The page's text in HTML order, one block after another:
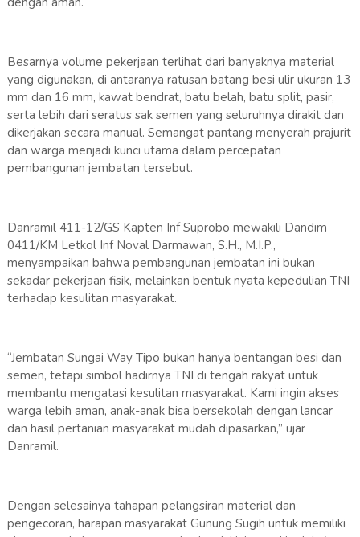
Besarnya volume pekerjaan terlihat dari banyaknya material
yang digunakan, di antaranya ratusan batang besi ulir ukuran 13
mm dan 16 mm, kawat bendrat, batu belah, batu split, pasir,
serta lebih dari seratus sak semen yang seluruhnya dirakit dan
dikerjakan secara manual. Semangat pantang menyerah prajurit
dan warga menjadi kunci utama dalam percepatan
pembangunan jembatan tersebut.
Danramil 411-12/GS Kapten Inf Suprobo mewakili Dandim
0411/KM Letkol Inf Noval Darmawan, S.H., M.I.P.,
menyampaikan bahwa pembangunan jembatan ini bukan
sekadar pekerjaan fisik, melainkan bentuk nyata kepedulian TNI
terhadap kesulitan masyarakat.
“Jembatan Sungai Way Tipo bukan hanya bentangan besi dan
semen, tetapi simbol hadirnya TNI di tengah rakyat untuk
membantu mengatasi kesulitan masyarakat. Kami ingin akses
warga lebih aman, anak-anak bisa bersekolah dengan lancar
dan hasil pertanian masyarakat mudah dipasarkan,” ujar
Danramil.
Dengan selesainya tahapan pelangsiran material dan
pengecoran, harapan masyarakat Gunung Sugih untuk memiliki